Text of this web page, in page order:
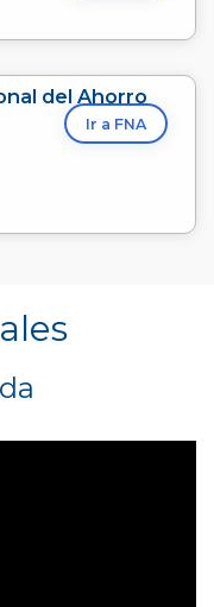
del Ahorro
Ir a FNA